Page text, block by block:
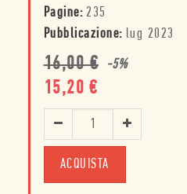
Pagine: 235
Pubblicazione: lug 2023
16,00€ -5%
15,20 €
ACQUISTA